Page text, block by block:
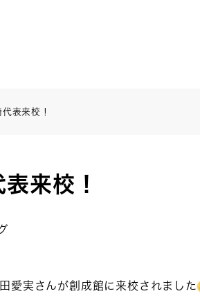
表来校！
来校！
愛実さんが創成館に来校されました